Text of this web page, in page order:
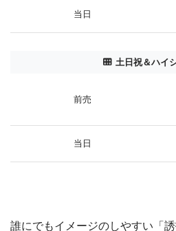
当日
土日祝＆ハイ
前売
当日
誰にでもイメージのしやすい「